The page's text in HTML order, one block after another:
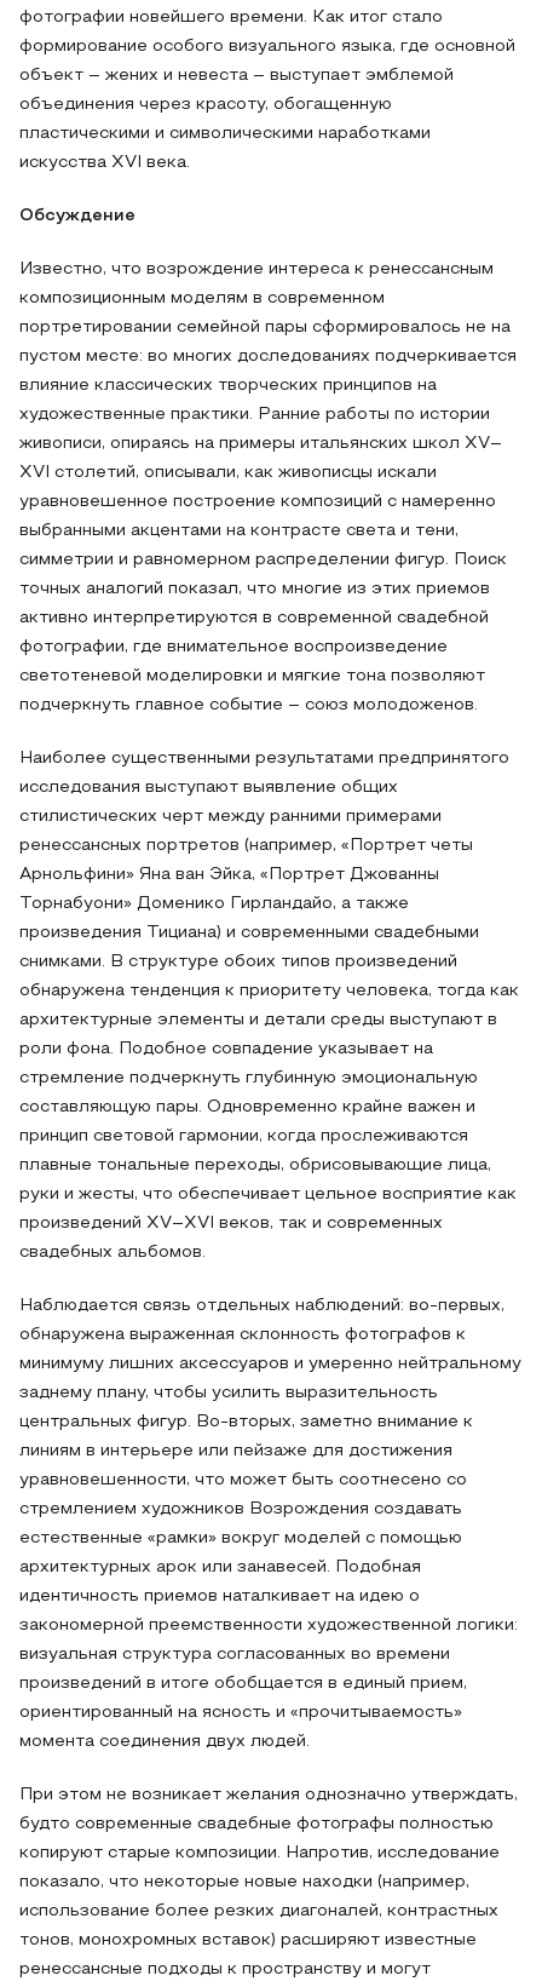
фотографии новейшего времени. Как итог стало
формирование особого визуального языка, где основной
объект – жених и невеста – выступает эмблемой
объединения через красоту, обогащенную
пластическими и символическими наработками
искусства XVI века.
Обсуждение
Известно, что возрождение интереса к ренессансным
композиционным моделям в современном
портретировании семейной пары сформировалось не на
пустом месте: во многих доследованиях подчеркивается
влияние классических творческих принципов на
художественные практики. Ранние работы по истории
живописи, опираясь на примеры итальянских школ XV–
XVI столетий, описывали, как живописцы искали
уравновешенное построение композиций с намеренно
выбранными акцентами на контрасте света и тени,
симметрии и равномерном распределении фигур. Поиск
точных аналогий показал, что многие из этих приемов
активно интерпретируются в современной свадебной
фотографии, где внимательное воспроизведение
светотеневой моделировки и мягкие тона позволяют
подчеркнуть главное событие – союз молодоженов.
Наиболее существенными результатами предпринятого
исследования выступают выявление общих
стилистических черт между ранними примерами
ренессансных портретов (например, «Портрет четы
Арнольфини» Яна ван Эйка, «Портрет Джованны
Торнабуони» Доменико Гирландайо, а также
произведения Тициана) и современными свадебными
снимками. В структуре обоих типов произведений
обнаружена тенденция к приоритету человека, тогда как
архитектурные элементы и детали среды выступают в
роли фона. Подобное совпадение указывает на
стремление подчеркнуть глубинную эмоциональную
составляющую пары. Одновременно крайне важен и
принцип световой гармонии, когда прослеживаются
плавные тональные переходы, обрисовывающие лица,
руки и жесты, что обеспечивает цельное восприятие как
произведений XV–XVI веков, так и современных
свадебных альбомов.
Наблюдается связь отдельных наблюдений: во-первых,
обнаружена выраженная склонность фотографов к
минимуму лишних аксессуаров и умеренно нейтральному
заднему плану, чтобы усилить выразительность
центральных фигур. Во-вторых, заметно внимание к
линиям в интерьере или пейзаже для достижения
уравновешенности, что может быть соотнесено со
стремлением художников Возрождения создавать
естественные «рамки» вокруг моделей с помощью
архитектурных арок или занавесей. Подобная
идентичность приемов наталкивает на идею о
закономерной преемственности художественной логики:
визуальная структура согласованных во времени
произведений в итоге обобщается в единый прием,
ориентированный на ясность и «прочитываемость»
момента соединения двух людей.
При этом не возникает желания однозначно утверждать,
будто современные свадебные фотографы полностью
копируют старые композиции. Напротив, исследование
показало, что некоторые новые находки (например,
использование более резких диагоналей, контрастных
тонов, монохромных вставок) расширяют известные
ренессансные подходы к пространству и могут